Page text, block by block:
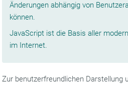
Änderungen abhängig von
können.
JavaScript ist die Basis aller
im Internet.
Zur benutzerfreundlichen Darstellung